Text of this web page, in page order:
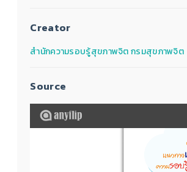
Creator
สำนักความรอบรู้สุขภาพจิต กรมสุขภาพจิต
Source